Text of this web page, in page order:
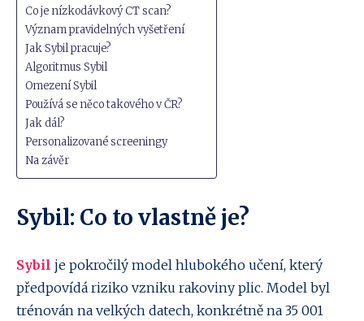
Co je nízkodávkový CT scan?
Význam pravidelných vyšetření
Jak Sybil pracuje?
Algoritmus Sybil
Omezení Sybil
Používá se něco takového v ČR?
Jak dál?
Personalizované screeningy
Na závěr
Sybil: Co to vlastně je?
Sybil je pokročilý model hlubokého učení, který
předpovídá riziko vzniku rakoviny plic. Model byl
trénován na velkých datech, konkrétně na 35 001